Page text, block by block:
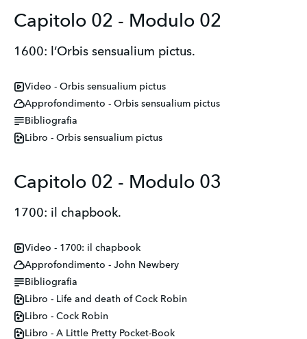
Capitolo 02 - Modulo 02
1600: l’Orbis sensualium pictus.
Video - Orbis sensualium pictus
Approfondimento - Orbis sensualium pictus
Bibliografia
Libro - Orbis sensualium pictus
Capitolo 02 - Modulo 03
1700: il chapbook.
Video - 1700: il chapbook
Approfondimento - John Newbery
Bibliografia
Libro - Life and death of Cock Robin
Libro - Cock Robin
Libro - A Little Pretty Pocket-Book